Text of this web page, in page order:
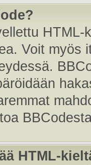
Voit myös
HTML-